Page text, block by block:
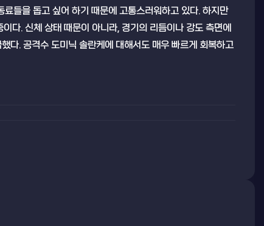
들을 돕고 싶어 하기 때문에 고통스러워하고 있다. 하지만
다. 신체 상태 때문이 아니라, 경기의 리듬이나 강도 측면에
다. 공격수 도미닉 솔란케에 대해서도 매우 빠르게 회복하고